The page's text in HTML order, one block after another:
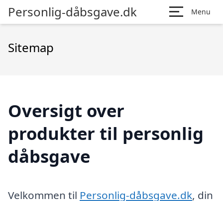
Personlig-dåbsgave.dk Menu
Sitemap
Oversigt over
produkter til personlig
dåbsgave
Velkommen til Personlig-dåbsgave.dk, din